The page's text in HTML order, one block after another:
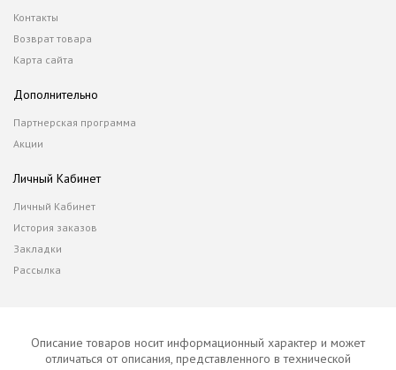
Контакты
Возврат товара
Карта сайта
Дополнительно
Партнерская программа
Акции
Личный Кабинет
Личный Кабинет
История заказов
Закладки
Рассылка
Описание товаров носит информационный характер и может
отличаться от описания, представленного в технической